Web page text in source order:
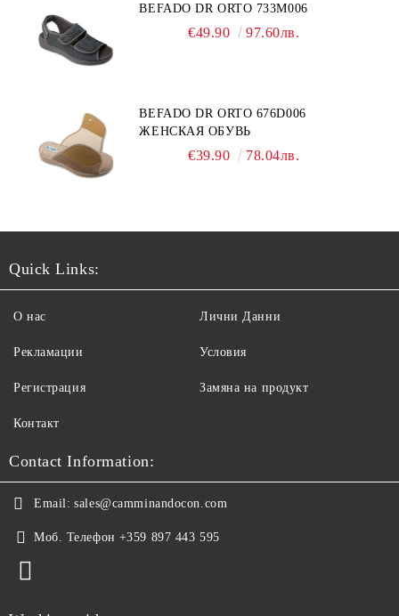
BEFADO DR ORTO 733M006
€49.90 97.60лв.
BEFADO DR ORTO 676D006
ЖЕНСКАЯ ОБУВЬ
€39.90 78.04лв.
Quick Links:
О нас
Рекламации
Регистрация
Контакт
Лични Данни
Условия
Замяна на продукт
Contact Information:
Email: sales@camminandocon.com
Моб. Телефон +359 897 443 595